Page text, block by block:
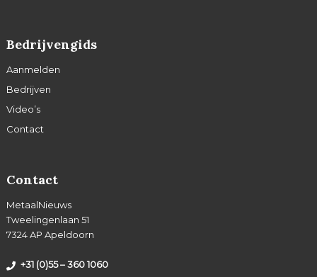
Bedrijvengids
Aanmelden
Bedrijven
Video’s
Contact
Contact
MetaalNieuws
Tweelingenlaan 51
7324 AP Apeldoorn
+31 (0)55 – 360 1060